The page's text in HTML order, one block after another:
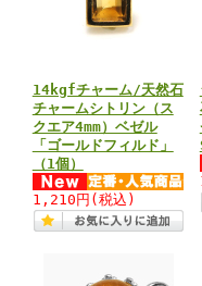
14kgfチャーム/天然石
チャームシトリン（ス
クエア4mm）ベゼル
「ゴールドフィルド」
（1個）
1,210円 (税込)